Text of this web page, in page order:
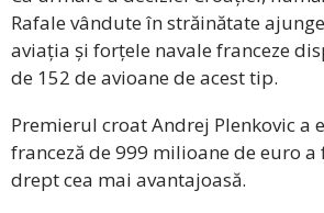
Rafale vândute în străinătate
aviația și forțele navale franceze
de 152 de avioane de acest tip.
Premierul croat Andrej Plenkovic a
franceză de 999 milioane de euro a
drept cea mai avantajoasă.